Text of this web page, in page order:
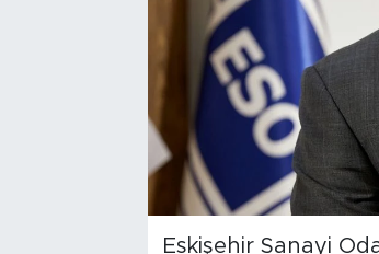
Eskişehir Sanayi